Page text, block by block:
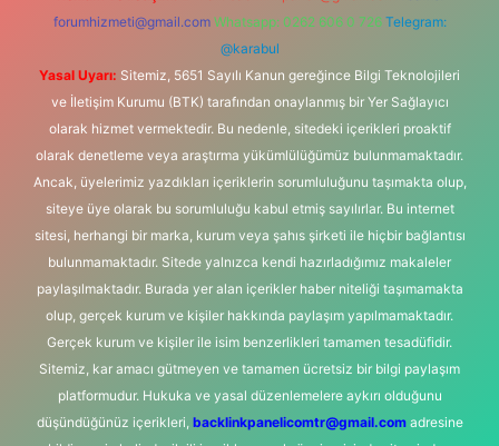
forumhizmeti@gmail.com Whatsapp: 0262 606 0 726 Telegram:
@karabul
Yasal Uyarı: Sitemiz, 5651 Sayılı Kanun gereğince Bilgi Teknolojileri
ve İletişim Kurumu (BTK) tarafından onaylanmış bir Yer Sağlayıcı
olarak hizmet vermektedir. Bu nedenle, sitedeki içerikleri proaktif
olarak denetleme veya araştırma yükümlülüğümüz bulunmamaktadır.
Ancak, üyelerimiz yazdıkları içeriklerin sorumluluğunu taşımakta olup,
siteye üye olarak bu sorumluluğu kabul etmiş sayılırlar. Bu internet
sitesi, herhangi bir marka, kurum veya şahıs şirketi ile hiçbir bağlantısı
bulunmamaktadır. Sitede yalnızca kendi hazırladığımız makaleler
paylaşılmaktadır. Burada yer alan içerikler haber niteliği taşımamakta
olup, gerçek kurum ve kişiler hakkında paylaşım yapılmamaktadır.
Gerçek kurum ve kişiler ile isim benzerlikleri tamamen tesadüfidir.
Sitemiz, kar amacı gütmeyen ve tamamen ücretsiz bir bilgi paylaşım
platformudur. Hukuka ve yasal düzenlemelere aykırı olduğunu
düşündüğünüz içerikleri, backlinkpanelicomtr@gmail.comadresine